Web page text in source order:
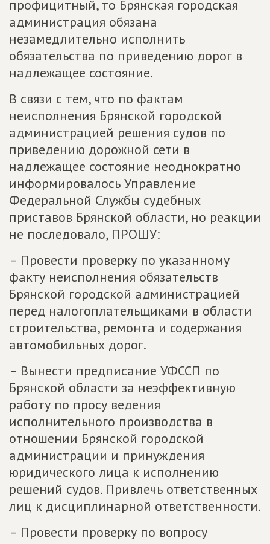
профицитный, то Брянская городская
администрация обязана
незамедлительно исполнить
обязательства по приведению дорог в
надлежащее состояние.
В связи с тем, что по фактам
неисполнения Брянской городской
администрацией решения судов по
приведению дорожной сети в
надлежащее состояние неоднократно
информировалось Управление
Федеральной Службы судебных
приставов Брянской области, но реакции
не последовало, ПРОШУ:
– Провести проверку по указанному
факту неисполнения обязательств
Брянской городской администрацией
перед налогоплательщиками в области
строительства, ремонта и содержания
автомобильных дорог.
– Вынести предписание УФССП по
Брянской области за неэффективную
работу по просу ведения
исполнительного производства в
отношении Брянской городской
администрации и принуждения
юридического лица к исполнению
решений судов. Привлечь ответственных
лиц к дисциплинарной ответственности.
– Провести проверку по вопросу